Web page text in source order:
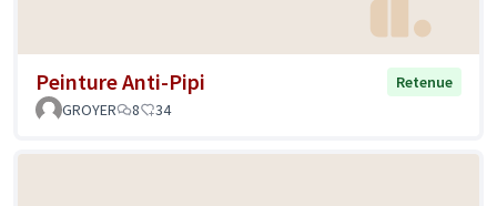
Peinture Anti-Pipi
Retenue
GROYER
8 34